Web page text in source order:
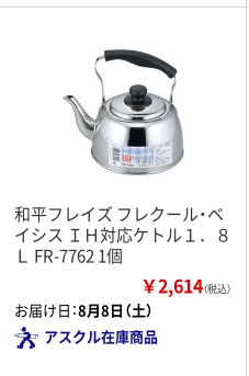
和平フレイズ フレクール・ベ
イシス ＩＨ対応ケトル１．８
Ｌ FR-7762 1個
￥2,614（税込）
お届け日：8月8日（土）
アスクル在庫商品